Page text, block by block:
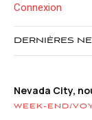
Connexion
DERNIÈRES
Nevada City,
WEEK-END/